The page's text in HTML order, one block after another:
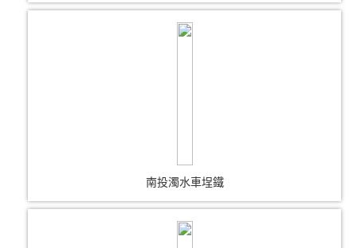
南投濁水車埕鐵